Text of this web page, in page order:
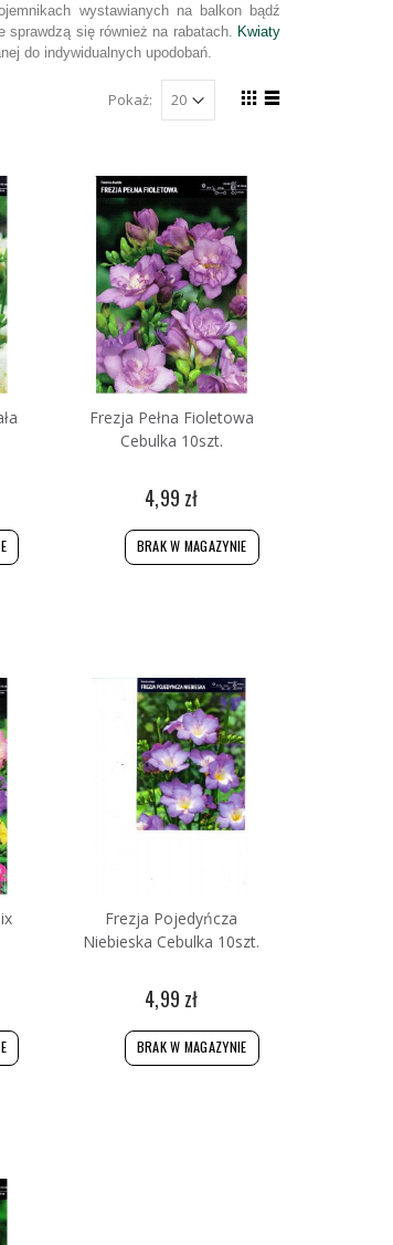
wystawianych na balkon bądź
się również na rabatach. Kwiaty
do indywidualnych upodobań.
Pokaż:
Frezja Pełna Fioletowa
Cebulka 10szt.
4,99 zł
BRAK W MAGAZYNIE
Frezja Pojedyńcza
Niebieska Cebulka 10szt.
4,99 zł
BRAK W MAGAZYNIE